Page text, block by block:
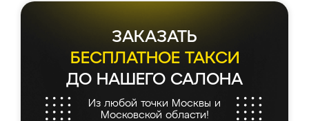
ЗАКАЗАТЬ
БЕСПЛАТНОЕ ТАКСИ
ДО НАШЕГО САЛОНА
Из любой точки Москвы и
Московской области!